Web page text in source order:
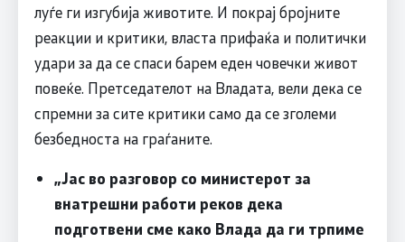
луѓе ги изгубија животите. И покрај бројните
реакции и критики, власта прифаќа и политички
удари за да се спаси барем еден човечки живот
повеќе. Претседателот на Владата, вели дека се
спремни за сите критики само да се зголеми
безбедноста на граѓаните.
„Јас во разговор со министерот за
внатрешни работи реков дека
подготвени сме како Влада да ги трпиме